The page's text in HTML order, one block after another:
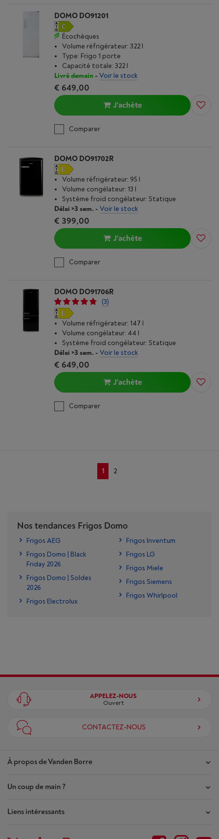
DOMO DO91201
Écochèques
Volume réfrigérateur: 322 l
Type: Frigo 1 porte
Capacité totale: 322 l
Livré demain - Voir le stock
€ 649,00
J'achète
Comparer
DOMO DO91702R
Volume réfrigérateur: 95 l
Volume congélateur: 13 l
Système froid congélateur: Statique
Délai >3 sem. - Voir le stock
€ 399,00
J'achète
Comparer
DOMO DO91706R
(3)
Volume réfrigérateur: 147 l
Volume congélateur: 44 l
Système froid congélateur: Statique
Délai >3 sem. - Voir le stock
€ 649,00
J'achète
Comparer
1 2
Nos tendances Frigos Domo
Frigos AEG
Frigos Domo | Black
Friday 2026
Frigos Domo | Soldes
2026
Frigos Electrolux
Frigos Inventum
Frigos LG
Frigos Miele
Frigos Siemens
Frigos Whirlpool
À propos de Vanden Borre
Nos magasins
Contrat de Confiance
Un coup de main ?
Mes commandes
Liens intéressants
APPELEZ-NOUS
Ouvert
CONTACTEZ-NOUS